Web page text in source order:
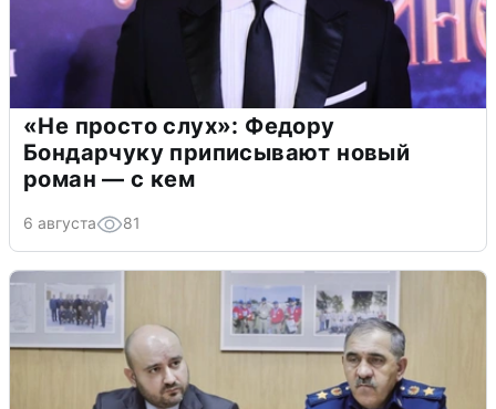
«Не просто слух»: Федору
Бондарчуку приписывают новый
роман — с кем
6 августа 81